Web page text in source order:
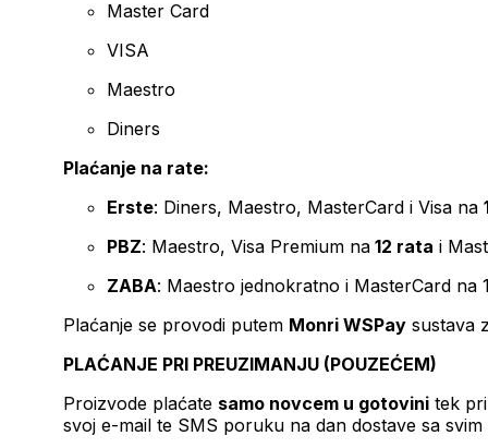
Master Card
VISA
Maestro
Diners
Plaćanje na rate:
Erste: Diners, Maestro, MasterCard i Visa na
PBZ: Maestro, Visa Premium na 12 rata i
ZABA: Maestro jednokratno i MasterCard na
Plaćanje se provodi putem Monri WSPay sustava
PLAĆANJE PRI PREUZIMANJU (POUZEĆEM)
Proizvode plaćate samo novcem u gotovini tek
svoj e-mail te SMS poruku na dan dostave sa svim